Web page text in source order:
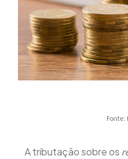
Fonte:
A tributação sobre os